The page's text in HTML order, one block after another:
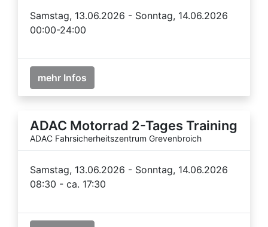
Samstag, 13.06.2026 - Sonntag, 14.06.2026
00:00-24:00
mehr Infos
ADAC Motorrad 2-Tages Training
ADAC Fahrsicherheitszentrum Grevenbroich
Samstag, 13.06.2026 - Sonntag, 14.06.2026
08:30 - ca. 17:30